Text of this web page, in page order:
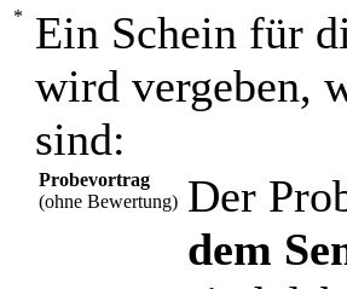
Ein Schein für
wird vergeben,
sind:
Probevortrag
(ohne Bewertung) Der
dem